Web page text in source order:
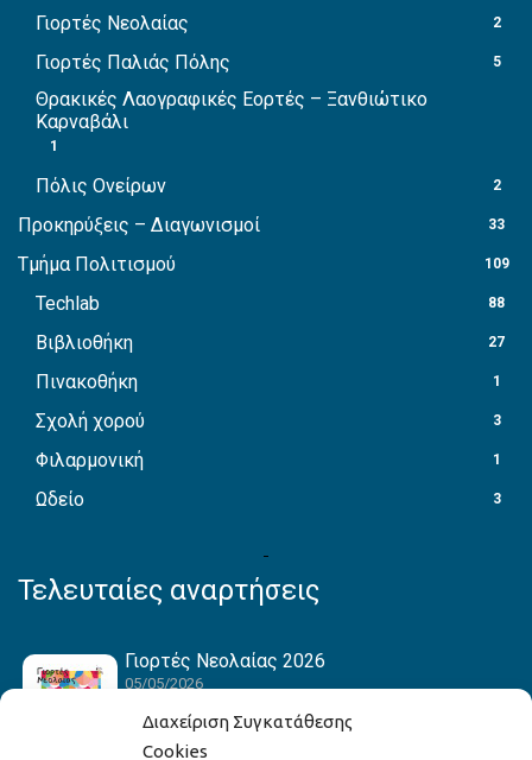
Διαχείριση Συγκατάθεσης
Cookies
Γιορτές Νεολαίας 2
Γιορτές Παλιάς Πόλης 5
Θρακικές Λαογραφικές Εορτές – Ξανθιώτικο
Καρναβάλι
1
Πόλις Ονείρων 2
Προκηρύξεις – Διαγωνισμοί 33
Τμήμα Πολιτισμού 109
Techlab 88
Βιβλιοθήκη 27
Πινακοθήκη 1
Σχολή χορού 3
Φιλαρμονική 1
Ωδείο 3
Τελευταίες αναρτήσεις
Γιορτές Νεολαίας 2026
05/05/2026